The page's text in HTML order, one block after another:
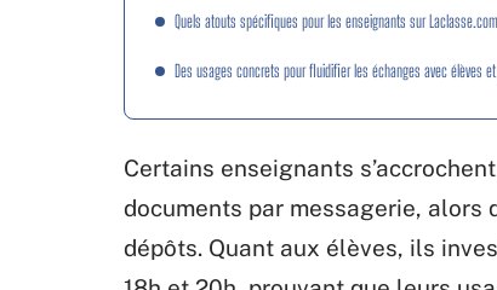
Quels atouts spécifiques pour les enseignants sur
Des usages concrets pour fluidifier les échanges avec élèves
Certains enseignants
documents par messagerie, alors
dépôts. Quant aux élèves, ils